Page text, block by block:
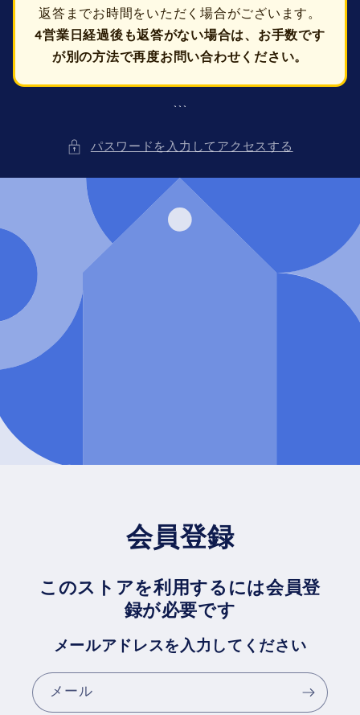
返答までお時間をいただく場合がございます。
4営業日経過後も返答がない場合は、お手数です
が別の方法で再度お問い合わせください。
```
パスワードを入力してアクセスする
会員登録
このストアを利用するには会員登
録が必要です
メールアドレスを入力してください
メール